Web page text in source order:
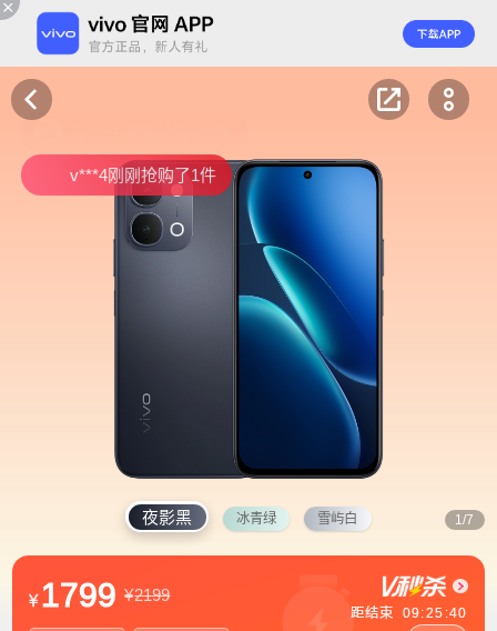
在***棉刚刚抢购了1件
1/7
夜影黑 冰青绿 雪屿白
¥ 1799 ¥2199
距结束 09:25 :37